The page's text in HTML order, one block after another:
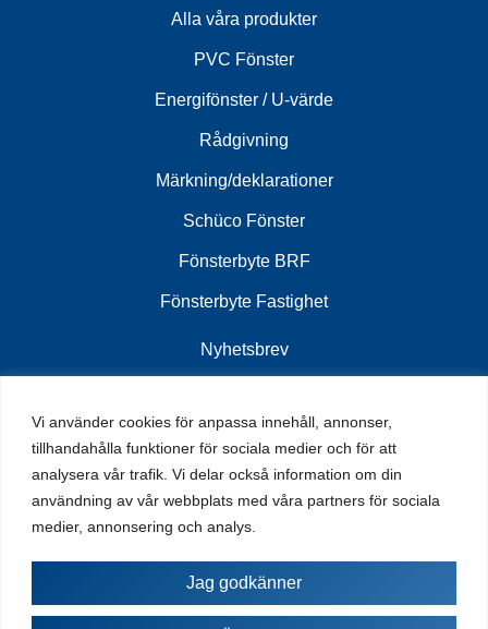
Vi använder cookies för anpassa innehåll, annonser,
tillhandahålla funktioner för sociala medier och för att
analysera vår trafik. Vi delar också information om din
användning av vår webbplats med våra partners för sociala
medier, annonsering och analys.
Jag godkänner
Alla våra produkter
PVC Fönster
Energifönster / U-värde
Rådgivning
Märkning/deklarationer
Schüco Fönster
Fönsterbyte BRF
Fönsterbyte Fastighet
Nyhetsbrev
Ta del av senaste nytt vi har att erbjuda tillsammans
med olika kampanjer, mässor och andra aktiviteter
Skicka